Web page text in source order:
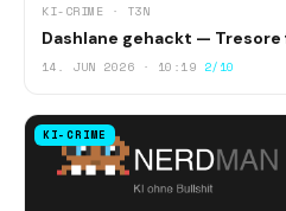
KI-CRIME · T3N
Dashlane gehackt —
14. JUN 2026 · 10:19 2/10
KI-CRIME